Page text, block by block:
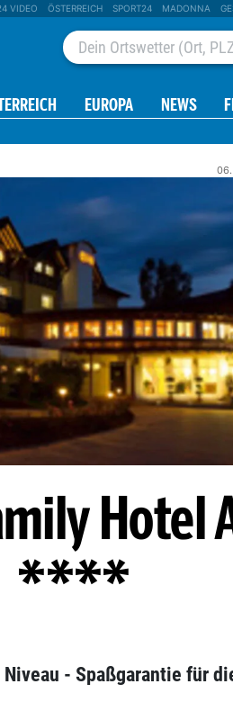
VIDEO ÖSTERREICH SPORT24 MADONNA
EUROPA NEWS
06.
Hotel
****
- Spaßgarantie für